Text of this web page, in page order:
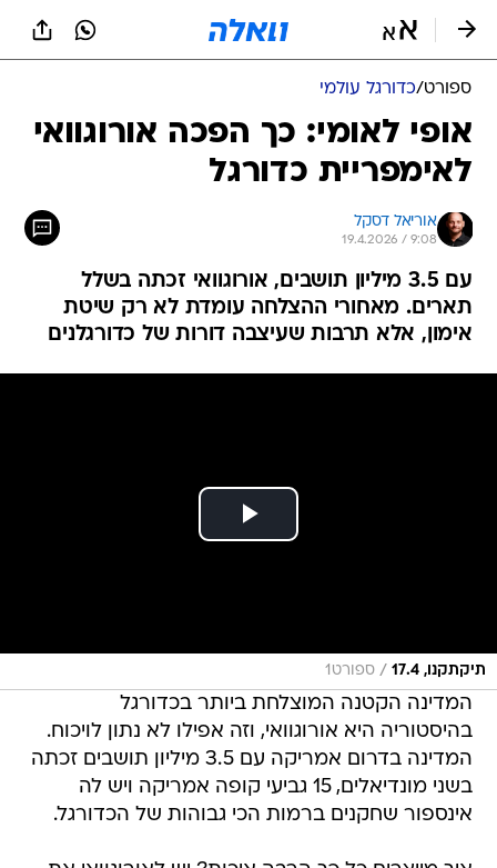
ספורט/כדורגל עולמי
אופי לאומי: כך הפכה אורוגוואי
לאימפריית כדורגל
אוריאל דסקל
19.4.2026 / 9:08
עם 3.5 מיליון תושבים, אורוגוואי זכתה בשלל
תארים. מאחורי ההצלחה עומדת לא רק שיטת
אימון, אלא תרבות שעיצבה דורות של כדורגלנים
תיקתקנו, 17.4 / ספורט1
המדינה הקטנה המוצלחת ביותר בכדורגל
בהיסטוריה היא אורוגוואי, וזה אפילו לא נתון לויכוח.
המדינה בדרום אמריקה עם 3.5 מיליון תושבים זכתה
בשני מונדיאלים, 15 גביעי קופה אמריקה ויש לה
אינספור שחקנים ברמות הכי גבוהות של הכדורגל.